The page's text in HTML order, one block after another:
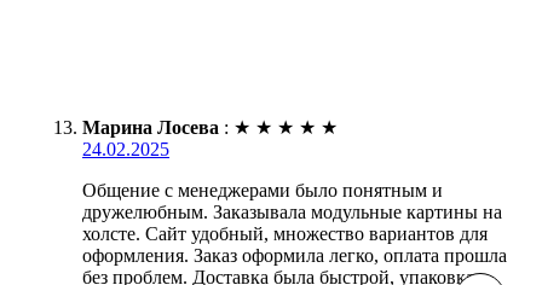
Марина Лосева : ★ ★ ★ ★ ★
24.02.2025
Общение с менеджерами было понятным и
дружелюбным. Заказывала модульные картины на
холсте. Сайт удобный, множество вариантов для
оформления. Заказ оформила легко, оплата прошла
без проблем. Доставка была быстрой, упаковка